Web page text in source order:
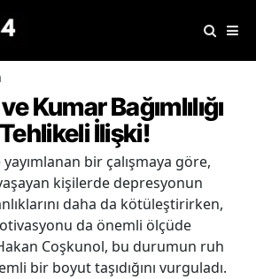
Kumar Bağımlılığı
İlişki!
bir çalışmaya göre,
kişilerde depresyonun
daha da kötüleştirirken,
da önemli ölçüde
Coşkunol, bu durumun ruh
bir boyut taşıdığını vurguladı.